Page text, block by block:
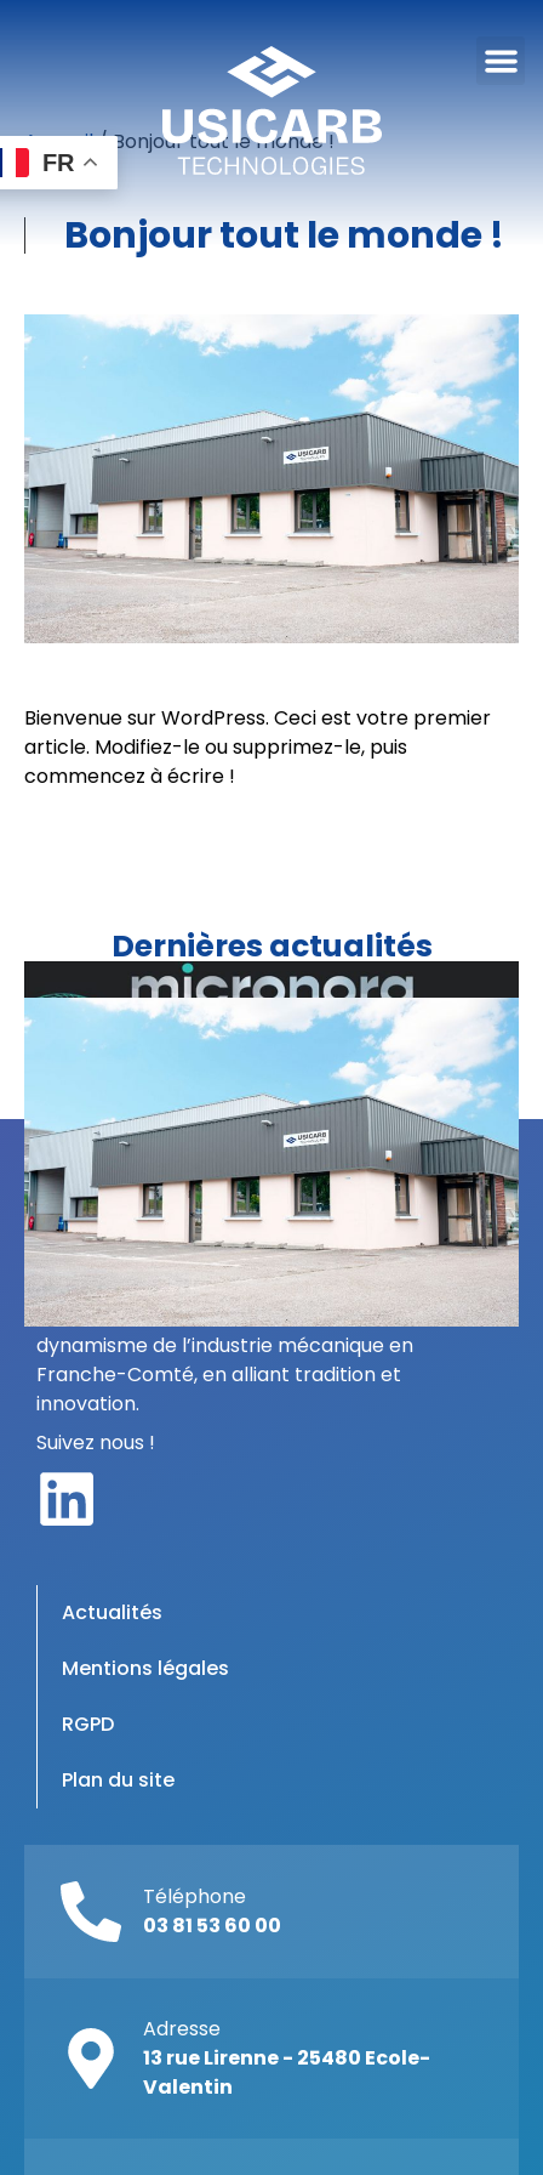
FR
Accueil/Bonjour tout le monde !
Bonjour tout le monde !
Bienvenue sur WordPress. Ceci est votre premier
article. Modifiez-le ou supprimez-le, puis
commencez à écrire !
Dernières actualités
USICARB TECHNOLOGIES contribue au
dynamisme de l’industrie mécanique en
Franche-Comté, en alliant tradition et
innovation.
Suivez nous !
Actualités
Mentions légales
RGPD
Plan du site
Téléphone
03 81 53 60 00
Adresse
13 rue Lirenne - 25480 Ecole-
Valentin